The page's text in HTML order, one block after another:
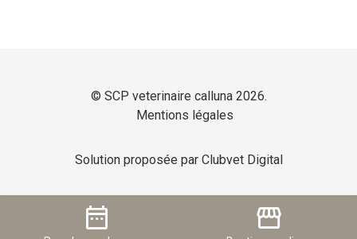
date_range storefront
© SCP veterinaire calluna 2026.
Mentions légales
Solution proposée par Clubvet Digital